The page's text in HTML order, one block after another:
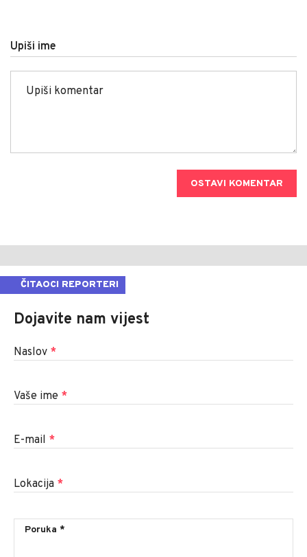
Upiši ime
OSTAVI KOMENTAR
ČITAOCI REPORTERI
Dojavite nam vijest
Naslov *
Vaše ime *
E-mail *
Lokacija *